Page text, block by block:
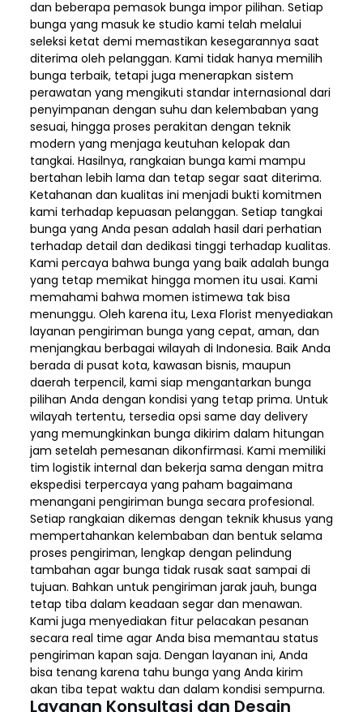
dan beberapa pemasok bunga impor pilihan. Setiap
bunga yang masuk ke studio kami telah melalui
seleksi ketat demi memastikan kesegarannya saat
diterima oleh pelanggan. Kami tidak hanya memilih
bunga terbaik, tetapi juga menerapkan sistem
perawatan yang mengikuti standar internasional dari
penyimpanan dengan suhu dan kelembaban yang
sesuai, hingga proses perakitan dengan teknik
modern yang menjaga keutuhan kelopak dan
tangkai. Hasilnya, rangkaian bunga kami mampu
bertahan lebih lama dan tetap segar saat diterima.
Ketahanan dan kualitas ini menjadi bukti komitmen
kami terhadap kepuasan pelanggan. Setiap tangkai
bunga yang Anda pesan adalah hasil dari perhatian
terhadap detail dan dedikasi tinggi terhadap kualitas.
Kami percaya bahwa bunga yang baik adalah bunga
yang tetap memikat hingga momen itu usai. Kami
memahami bahwa momen istimewa tak bisa
menunggu. Oleh karena itu, Lexa Florist menyediakan
layanan pengiriman bunga yang cepat, aman, dan
menjangkau berbagai wilayah di Indonesia. Baik Anda
berada di pusat kota, kawasan bisnis, maupun
daerah terpencil, kami siap mengantarkan bunga
pilihan Anda dengan kondisi yang tetap prima. Untuk
wilayah tertentu, tersedia opsi same day delivery
yang memungkinkan bunga dikirim dalam hitungan
jam setelah pemesanan dikonfirmasi. Kami memiliki
tim logistik internal dan bekerja sama dengan mitra
ekspedisi terpercaya yang paham bagaimana
menangani pengiriman bunga secara profesional.
Setiap rangkaian dikemas dengan teknik khusus yang
mempertahankan kelembaban dan bentuk selama
proses pengiriman, lengkap dengan pelindung
tambahan agar bunga tidak rusak saat sampai di
tujuan. Bahkan untuk pengiriman jarak jauh, bunga
tetap tiba dalam keadaan segar dan menawan.
Kami juga menyediakan fitur pelacakan pesanan
secara real time agar Anda bisa memantau status
pengiriman kapan saja. Dengan layanan ini, Anda
bisa tenang karena tahu bunga yang Anda kirim
akan tiba tepat waktu dan dalam kondisi sempurna.
Layanan Konsultasi dan Desain